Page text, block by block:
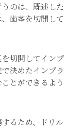
のは、既述した
歯茎を切開し
切開してイン
決めたインプ
とができるよ
るため、ドリ